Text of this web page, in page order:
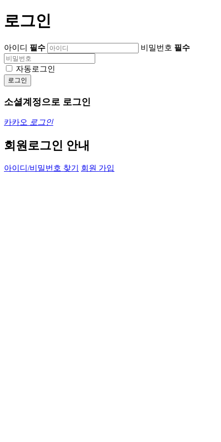
로그인
아이디 필수 비밀번호 필수
자동로그인
로그인
소셜계정으로 로그인
카카오 로그인
회원로그인 안내
아이디/비밀번호 찾기 회원 가입